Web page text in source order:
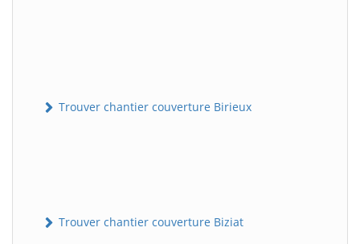
Trouver chantier couverture Birieux
Trouver chantier couverture Biziat